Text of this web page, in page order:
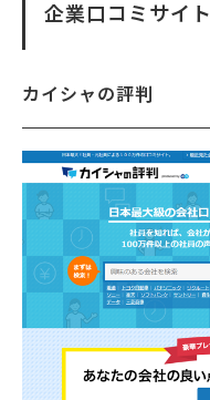
企業口コミサイト
カイシャの評判